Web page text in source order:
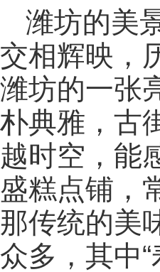
潍坊的美
交相辉映，
潍坊的一张
朴典雅，古
越时空，能
盛糕点铺，
那传统的美
众多，其中